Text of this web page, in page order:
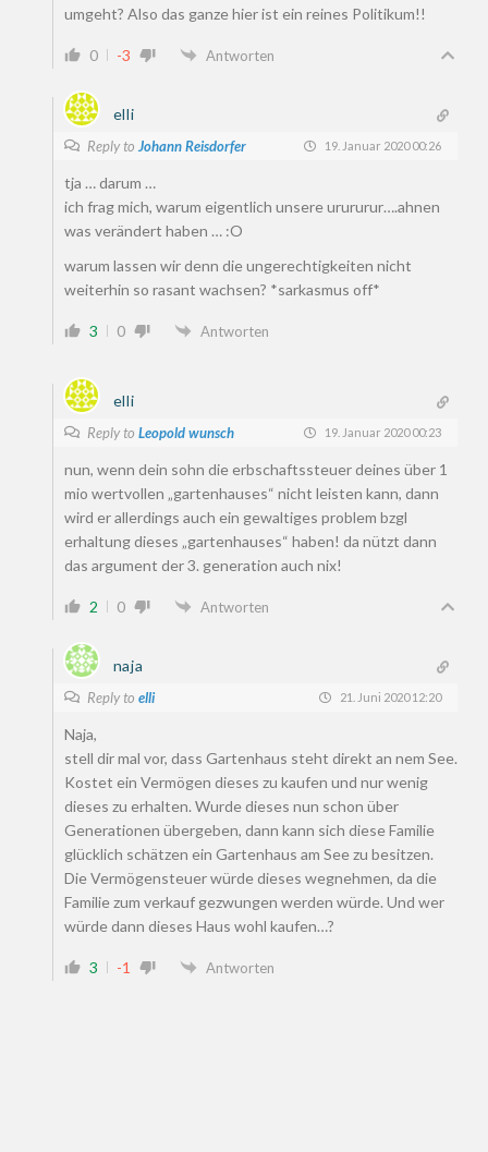
umgeht? Also das ganze hier ist ein reines Politikum!!
0 -3 Antworten
elli
Reply to Johann Reisdorfer 19. Januar 2020 00:26
tja … darum …
ich frag mich, warum eigentlich unsere urururur….ahnen
was verändert haben … :O
warum lassen wir denn die ungerechtigkeiten nicht
weiterhin so rasant wachsen? *sarkasmus off*
3 0 Antworten
elli
Reply to Leopold wunsch 19. Januar 2020 00:23
nun, wenn dein sohn die erbschaftssteuer deines über 1
mio wertvollen „gartenhauses“ nicht leisten kann, dann
wird er allerdings auch ein gewaltiges problem bzgl
erhaltung dieses „gartenhauses“ haben! da nützt dann
das argument der 3. generation auch nix!
2 0 Antworten
naja
Reply to elli 21. Juni 2020 12:20
Naja,
stell dir mal vor, dass Gartenhaus steht direkt an nem See.
Kostet ein Vermögen dieses zu kaufen und nur wenig
dieses zu erhalten. Wurde dieses nun schon über
Generationen übergeben, dann kann sich diese Familie
glücklich schätzen ein Gartenhaus am See zu besitzen.
Die Vermögensteuer würde dieses wegnehmen, da die
Familie zum verkauf gezwungen werden würde. Und wer
würde dann dieses Haus wohl kaufen…?
3 -1 Antworten